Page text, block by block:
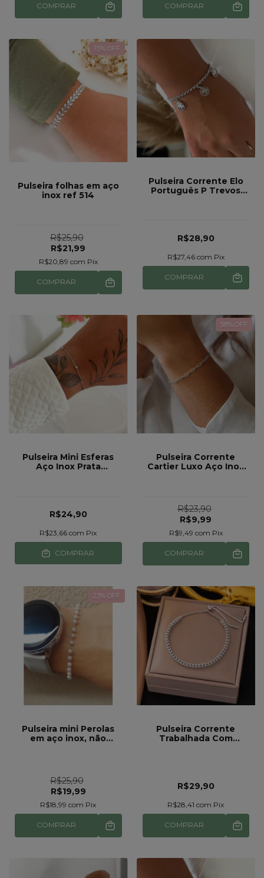
COMPRAR COMPRAR
15% OFF
Pulseira folhas em aço
inox ref 514
R$25,90
R$21,99
R$20,89 com Pix
COMPRAR
Pulseira Corrente Elo
Português P Trevos
R$28,90
R$27,46 com Pix
COMPRAR
Pulseira Mini Esferas
Aço Inox Prata
R$24,90
R$23,66com Pix
COMPRAR
58% OFF
Pulseira Corrente
Cartier Luxo Aço Inox
R$23,90
R$9,99
R$9,49 com Pix
COMPRAR
23% OFF
Pulseira mini Perolas
em aço inox, não
R$25,90
R$19,99
R$18,99com Pix
COMPRAR
Pulseira Corrente
Trabalhada Com
R$29,90
R$28,41com Pix
COMPRAR